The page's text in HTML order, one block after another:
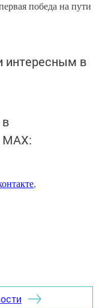
победа на пути
в
MАХ:
,